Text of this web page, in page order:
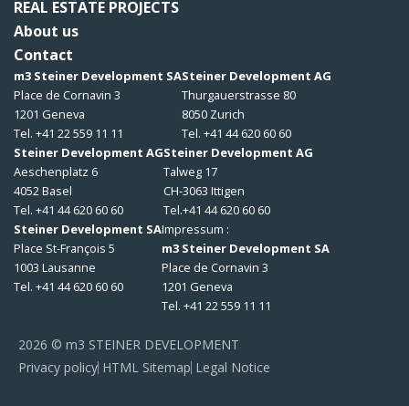
REAL ESTATE PROJECTS
About us
Contact
m3 Steiner Development SA
Place de Cornavin 3
1201 Geneva
Tel. +41 22 559 11 11
Steiner Development AG
Thurgauerstrasse 80
8050 Zurich
Tel. +41 44 620 60 60
Steiner Development AG
Aeschenplatz 6
4052 Basel
Tel. +41 44 620 60 60
Steiner Development AG
Talweg 17
CH-3063 Ittigen
Tel.+41 44 620 60 60
Steiner Development SA
Place St-François 5
1003 Lausanne
Tel. +41 44 620 60 60
Impressum :
m3 Steiner Development SA
Place de Cornavin 3
1201 Geneva
Tel. +41 22 559 11 11
2026 © m3 STEINER DEVELOPMENT
Privacy policy HTML Sitemap Legal Notice